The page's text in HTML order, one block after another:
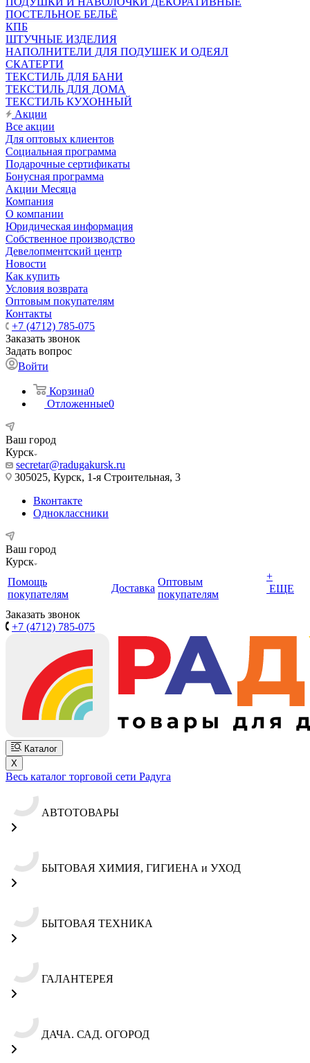
ПОСТЕЛЬНОЕ БЕЛЬЁ
КПБ
ШТУЧНЫЕ ИЗДЕЛИЯ
НАПОЛНИТЕЛИ ДЛЯ ПОДУШЕК И ОДЕЯЛ
СКАТЕРТИ
ТЕКСТИЛЬ ДЛЯ БАНИ
ТЕКСТИЛЬ ДЛЯ ДОМА
ТЕКСТИЛЬ КУХОННЫЙ
Акции
Все акции
Для оптовых клиентов
Социальная программа
Подарочные сертификаты
Бонусная программа
Акции Месяца
Компания
О компании
Юридическая информация
Собственное производство
Девелопментский центр
Новости
Как купить
Условия возврата
Оптовым покупателям
Контакты
+7 (4712) 785-075
Заказать звонок
Задать вопрос
Войти
Корзина0
Отложенные0
Ваш город
Курск
secretar@radugakursk.ru
305025, Курск, 1-я Строительная, 3
Вконтакте
Одноклассники
Ваш город
Курск
Помощь
покупателям
Доставка
Оптовым
покупателям
+
ЕЩЕ
Заказать звонок
+7 (4712) 785-075
Каталог
X
Весь каталог торговой сети Радуга
АВТОТОВАРЫ
БЫТОВАЯ ХИМИЯ, ГИГИЕНА и УХОД
БЫТОВАЯ ТЕХНИКА
ГАЛАНТЕРЕЯ
ДАЧА. САД. ОГОРОД